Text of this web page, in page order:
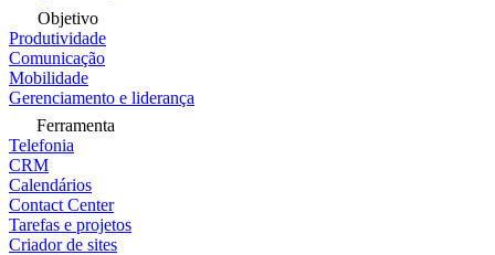
Objetivo
Produtividade
Comunicação
Mobilidade
Gerenciamento e liderança
Ferramenta
Telefonia
CRM
Calendários
Contact Center
Tarefas e projetos
Criador de sites